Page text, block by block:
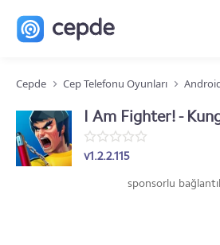
Cepde Cep Telefonu Oyunları
I Am Fighter! -
v1.2.2.115
sponsorlu